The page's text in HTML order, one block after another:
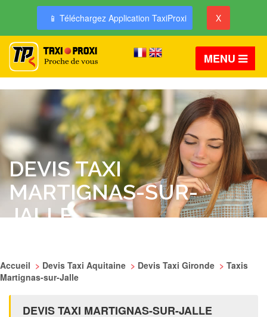
📱 Téléchargez Application TaxiProxi X
MENU
DEVIS TAXI
MARTIGNAS-SUR-
JALLE
Accueil > Devis Taxi Aquitaine > Devis Taxi Gironde > Taxis
Martignas-sur-Jalle
DEVIS TAXI MARTIGNAS-SUR-JALLE